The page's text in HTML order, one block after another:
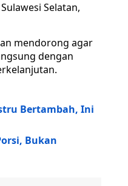
Selatan,
mendorong agar
dengan
Bertambah, Ini
Bukan